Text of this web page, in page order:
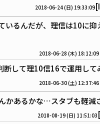
2018-06-24 (日) 19:33:09
いるんだが、理信は10に抑
2018-06-28 (木) 18:12:09
して理10信16で運用して
2018-06-30 (土) 12:37:46
かあるかな…スタブも軽減
2018-08-19 (日) 11:51:03